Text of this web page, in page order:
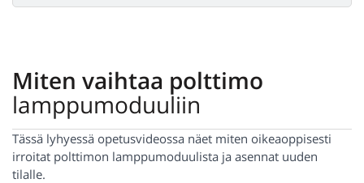
Miten vaihtaa polttimo
lamppumoduuliin
Tässä lyhyessä opetusvideossa näet miten oikeaoppisesti
irroitat polttimon lamppumoduulista ja asennat uuden
tilalle.